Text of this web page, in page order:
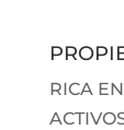
RICA